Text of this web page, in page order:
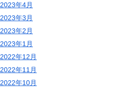
2023年4月
2023年3月
2023年2月
2023年1月
2022年12月
2022年11月
2022年10月